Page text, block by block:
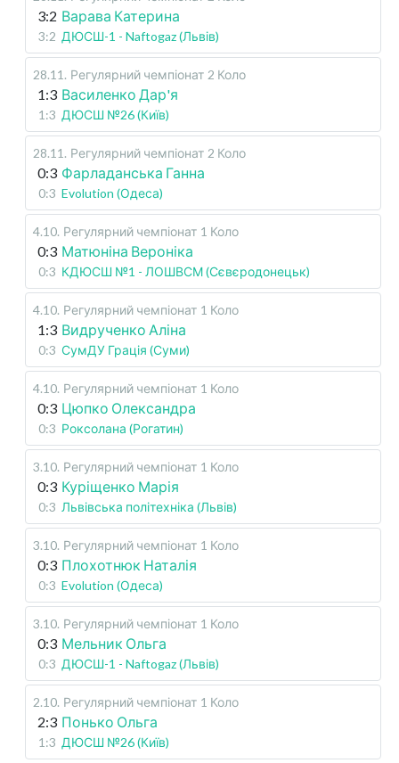
3:2 Варава Катерина
3:2 ДЮСШ-1 - Naftogaz (Львів)
28.11 . Регулярний чемпіонат 2 Коло
1:3 Василенко Дар'я
1:3 ДЮСШ №26 (Київ)
28.11 . Регулярний чемпіонат 2 Коло
0:3 Фарладанська Ганна
0:3 Evolution (Одеса)
4.10. Регулярний чемпіонат 1 Коло
0:3 Матюніна Вероніка
0:3 КДЮСШ №1 - ЛОШВСМ (Сєвєродонецьк)
4.10. Регулярний чемпіонат 1 Коло
1:3 Видрученко Аліна
0:3 СумДУ Грація (Суми)
4.10. Регулярний чемпіонат 1 Коло
0:3 Цюпко Олександра
0:3 Роксолана (Рогатин)
3.10. Регулярний чемпіонат 1 Коло
0:3 Куріщенко Марія
0:3 Львівська політехніка (Львів)
3.10. Регулярний чемпіонат 1 Коло
0:3 Плохотнюк Наталія
0:3 Evolution (Одеса)
3.10. Регулярний чемпіонат 1 Коло
0:3 Мельник Ольга
0:3 ДЮСШ-1 - Naftogaz (Львів)
2.10. Регулярний чемпіонат 1 Коло
2:3 Понько Ольга
1:3 ДЮСШ №26 (Київ)